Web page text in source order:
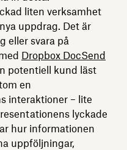
liten verksamhet
uppdrag. Det är
eller svara på
Dropbox DocSend
potentiell kund läst
en
interaktioner – lite
lyckade
hur informationen
uppföljningar,